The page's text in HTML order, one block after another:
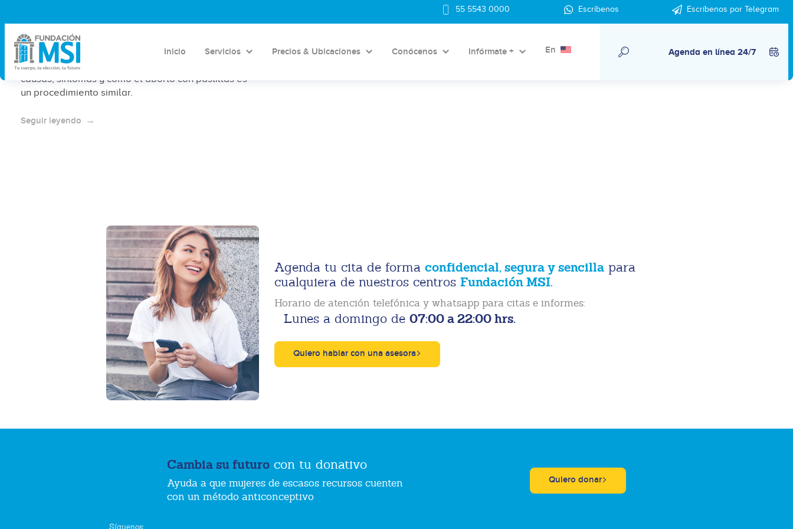
55 5543 0000 Escríbenos Escríbenos por Telegram
Inicio Servicios Precios & Ubicaciones Conócenos Infórmate + En Agenda en línea 24/7
Qué es un aborto espontáneo
El aborto espontáneo es la pérdida natural de un
embarazo antes de las 20 semanas. Descubre sus
causas, síntomas y cómo el aborto con pastillas es
un procedimiento similar.
Seguir leyendo
Agenda tu cita de forma confidencial, segura y sencillapara
cualquiera de nuestros centros Fundación MSI.
Horario de atención telefónica y whatsapp para citas e informes:
Lunes a domingo de 07:00 a 22:00 hrs.
Quiero hablar con una asesora
Cambia su futuro con tu donativo
Ayuda a que mujeres de escasos recursos cuenten
con un método anticonceptivo
Quiero donar